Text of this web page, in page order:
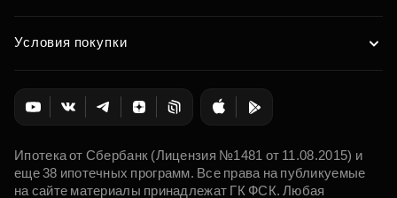
Условия покупки
Ипотека от Сбербанк (Лицензия №1481 от 11.08.2015) и
еще 38 ипотечных программ. Все права на публикуемые
на сайте материалы принадлежат ГК ФСК. Любая